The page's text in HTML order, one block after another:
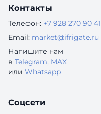
Контакты
Телефон: +7 928 270 90 41
Email: market@ifrigate.ru
Напишите нам
в Telegram, MAX
или Whatsapp
Соцсети